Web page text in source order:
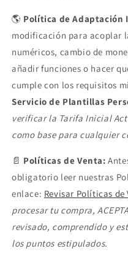
🌎 Política de Adaptación
modificación para acoplar
numéricos, cambio de
añadir funciones o hacer
cumple con los requisitos
Servicio de Plantillas
verificar la Tarifa Inicial
como base para cualquier
📄 Políticas de Venta:
obligatorio leer nuestras
enlace: Revisar Políticas
procesar tu compra,
revisado, comprendido y
los puntos estipulados.